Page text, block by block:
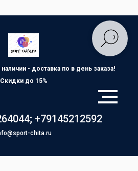
- доставка по в день заказа!
Скидки до 15%
; +79145212592
chita.ru